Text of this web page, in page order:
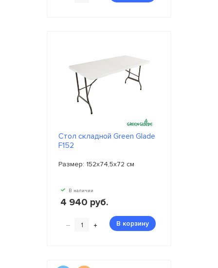
Стол складной Green Glade
F152
Размер: 152х74,5х72 см
В наличии
4 940 руб.
– + В корзину